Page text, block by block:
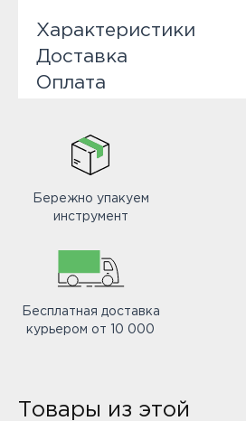
Характеристики
Доставка
Оплата
Бережно упакуем
инструмент
Бесплатная доставка
курьером от 10 000
Товары из этой